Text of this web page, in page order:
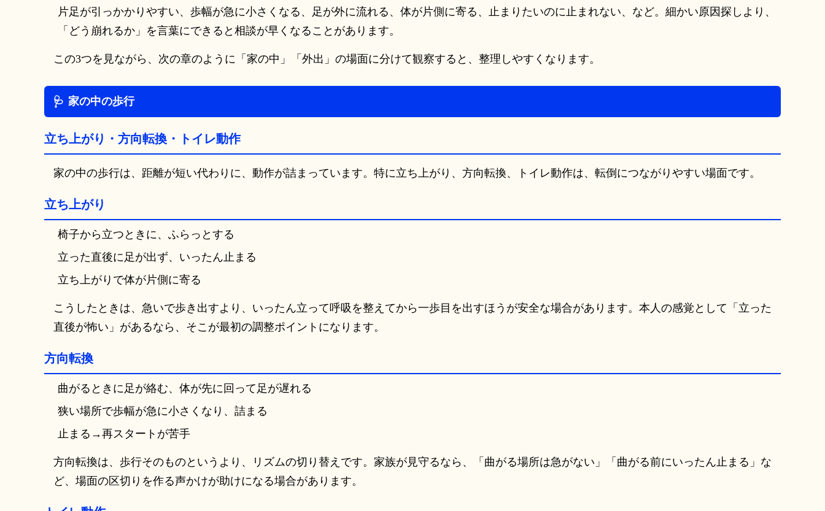
片足が引っかかりやすい、歩幅が急に小さくなる、足が外に流れる、体が片側に寄る、止まりたいのに止まれない、など。細かい原因探しより、
「どう崩れるか」を言葉にできると相談が早くなることがあります。
この3つを見ながら、次の章のように「家の中」「外出」の場面に分けて観察すると、整理しやすくなります。
家の中の歩行
立ち上がり・方向転換・トイレ動作
家の中の歩行は、距離が短い代わりに、動作が詰まっています。特に立ち上がり、方向転換、トイレ動作は、転倒につながりやすい場面です。
立ち上がり
椅子から立つときに、ふらっとする
立った直後に足が出ず、いったん止まる
立ち上がりで体が片側に寄る
こうしたときは、急いで歩き出すより、いったん立って呼吸を整えてから一歩目を出すほうが安全な場合があります。本人の感覚として「立った
直後が怖い」があるなら、そこが最初の調整ポイントになります。
方向転換
曲がるときに足が絡む、体が先に回って足が遅れる
狭い場所で歩幅が急に小さくなり、詰まる
止まる→再スタートが苦手
方向転換は、歩行そのものというより、リズムの切り替えです。家族が見守るなら、「曲がる場所は急がない」「曲がる前にいったん止まる」な
ど、場面の区切りを作る声かけが助けになる場合があります。